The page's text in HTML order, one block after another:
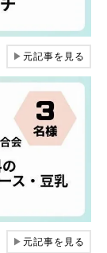
▶元記事を見る
▶元記事を見る